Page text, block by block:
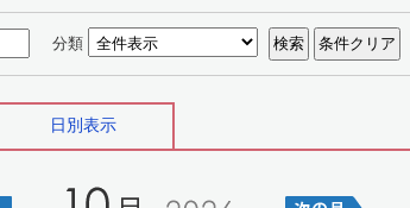
分類
日別表示